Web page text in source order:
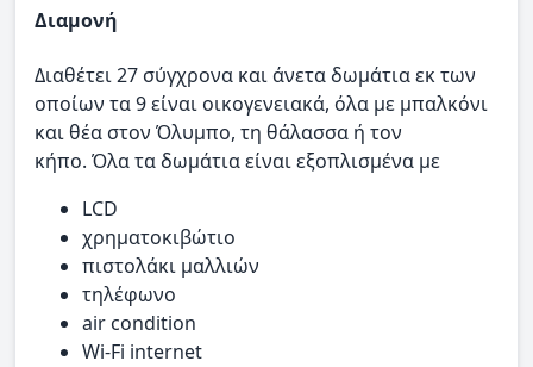
Διαμονή
Διαθέτει 27 σύγχρονα και άνετα δωμάτια εκ των
οποίων τα 9 είναι οικογενειακά, όλα με μπαλκόνι
και θέα στον Όλυμπο, τη θάλασσα ή τον
κήπο. Όλα τα δωμάτια είναι εξοπλισμένα με
LCD
χρηματοκιβώτιο
πιστολάκι μαλλιών
τηλέφωνο
air condition
Wi-Fi internet